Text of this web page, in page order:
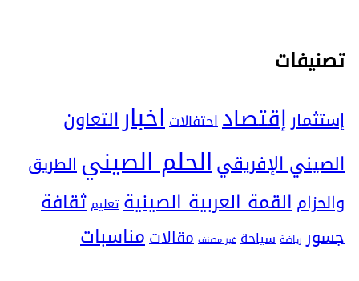
تصنيفات
إستثمارإقتصاداحتفالاتاخبارالتعاون
الصيني الإفريقيالحلم الصينيالطريق
والحزامالقمة العربية الصينيةتعليم ثقافة
جسور رياضة سياحة غير مصنف مقالاتمناسبات